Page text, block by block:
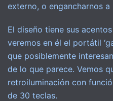
externo, o engancharnos
El diseño tiene sus
veremos en él el portátil
que posiblemente
de lo que parece. Vemos
retroiluminación con
de 30 teclas.